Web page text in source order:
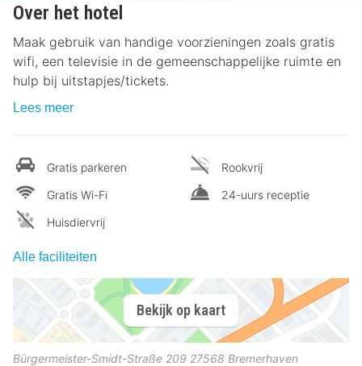
Over het hotel
Maak gebruik van handige voorzieningen zoals gratis
wifi, een televisie in de gemeenschappelijke ruimte en
hulp bij uitstapjes/tickets.
Lees meer
Gratis parkeren
Gratis Wi-Fi
Huisdiervrij
Rookvrij
24-uurs receptie
Alle faciliteiten
Bekijk op kaart
Bürgermeister-Smidt-Straße 209 27568 Bremerhaven